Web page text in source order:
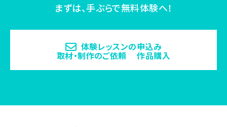
まずは、手ぶらで無料体験へ！
体験レッスンの申込み
取材・制作のご依頼 作品購入